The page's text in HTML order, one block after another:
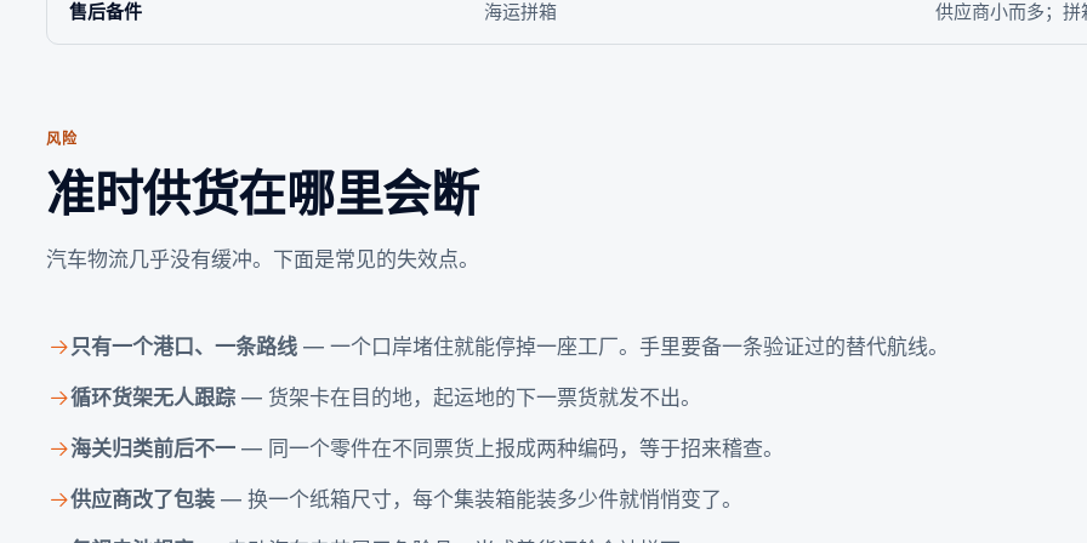
售后备件 海运拼箱 供应商小而多；拼
风险
准时供货在哪里会断
汽车物流几乎没有缓冲。下面是常见的失效点。
只有一个港口、一条路线 — 一个口岸堵住就能停掉一座工厂。手里要备一条验证过的替代航线。
循环货架无人跟踪 — 货架卡在目的地，起运地的下一票货就发不出。
海关归类前后不一 — 同一个零件在不同票货上报成两种编码，等于招来稽查。
供应商改了包装 — 换一个纸箱尺寸，每个集装箱能装多少件就悄悄变了。